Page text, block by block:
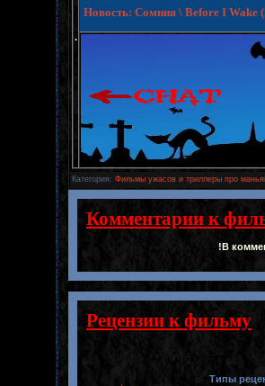
.
Новость: Сомния \ Before I Wake
Категория: Фильмы ужасов и триллеры про
Комментарии к
!В
Рецензии к фильму
Типы